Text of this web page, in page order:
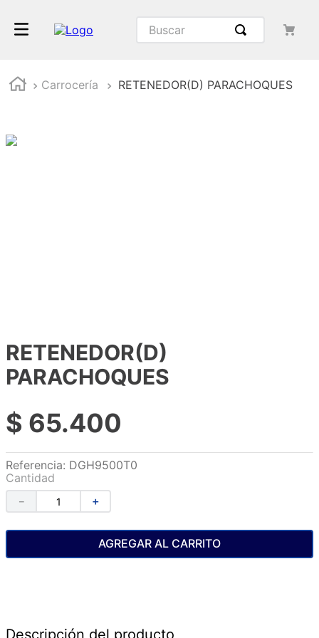
Buscar
Carrocería RETENEDOR(D) PARACHOQUES
RETENEDOR(D)
PARACHOQUES
$ 65.400
Referencia: DGH9500T0
Cantidad
＋
－
AGREGAR AL CARRITO
Descripción del producto